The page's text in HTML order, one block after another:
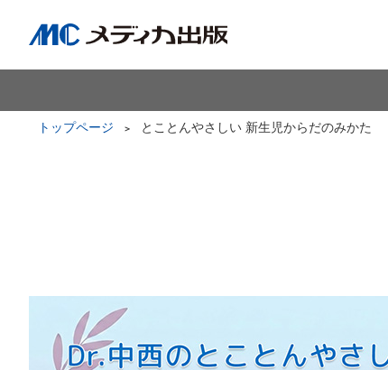
トップページ とことんやさしい 新生児からだのみかた